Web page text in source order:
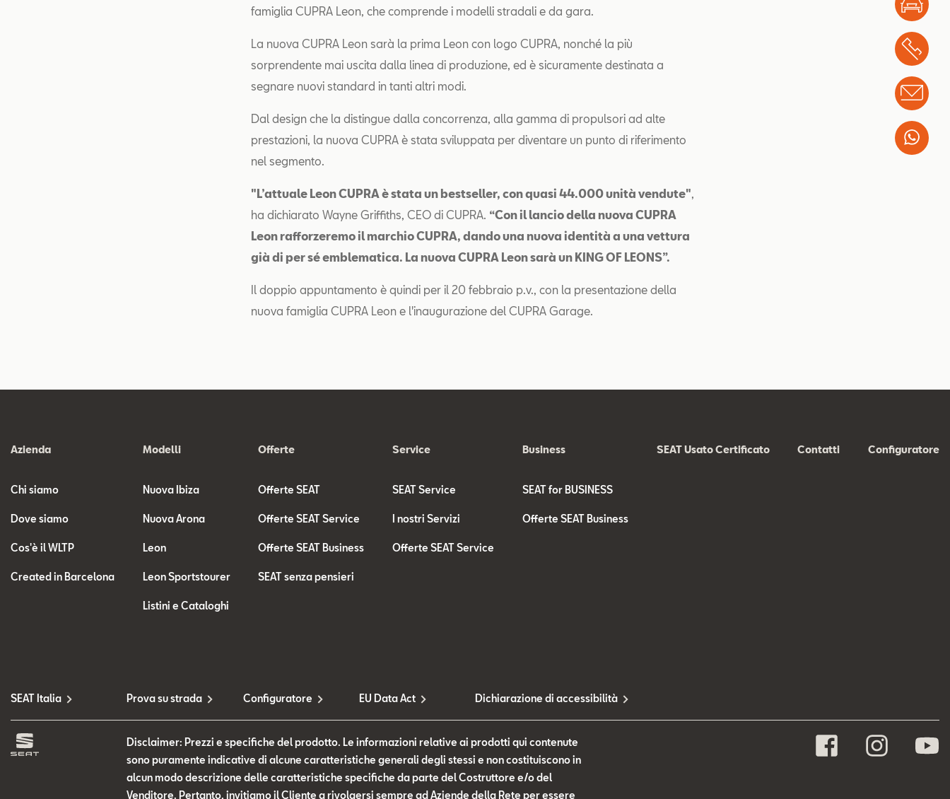
famiglia CUPRA Leon, che comprende i modelli stradali e da gara.
La nuova CUPRA Leon sarà la prima Leon con logo CUPRA, nonché la più
sorprendente mai uscita dalla linea di produzione, ed è sicuramente destinata a
segnare nuovi standard in tanti altri modi.
Dal design che la distingue dalla concorrenza, alla gamma di propulsori ad alte
prestazioni, la nuova CUPRA è stata sviluppata per diventare un punto di riferimento
nel segmento.
"L’attuale Leon CUPRA è stata un bestseller, con quasi 44.000 unità vendute",
ha dichiarato Wayne Griffiths, CEO di CUPRA. “Con il lancio della nuova CUPRA
Leon rafforzeremo il marchio CUPRA, dando una nuova identità a una vettura
già di per sé emblematica. La nuova CUPRA Leon sarà un KING OF LEONS”.
Il doppio appuntamento è quindi per il 20 febbraio p.v., con la presentazione della
nuova famiglia CUPRA Leon e l'inaugurazione del CUPRA Garage.
Azienda
Chi siamo
Dove siamo
Cos'è il WLTP
Created in Barcelona
Modelli
Nuova Ibiza
Nuova Arona
Leon
Leon Sportstourer
Listini e Cataloghi
Offerte
Offerte SEAT
Offerte SEAT Service
Offerte SEAT Business
SEAT senza pensieri
Service
SEAT Service
I nostri Servizi
Offerte SEAT Service
Business
SEAT for BUSINESS
Offerte SEAT Business
SEAT Usato Certificato Contatti Configuratore
SEAT Italia Prova su strada Configuratore EU Data Act Dichiarazione di accessibilità
Disclaimer: Prezzi e specifiche del prodotto. Le informazioni relative ai prodotti qui contenute
sono puramente indicative di alcune caratteristiche generali degli stessi e non costituiscono in
alcun modo descrizione delle caratteristiche specifiche da parte del Costruttore e/o del
Venditore. Pertanto, invitiamo il Cliente a rivolgersi sempre ad Aziende della Rete per essere